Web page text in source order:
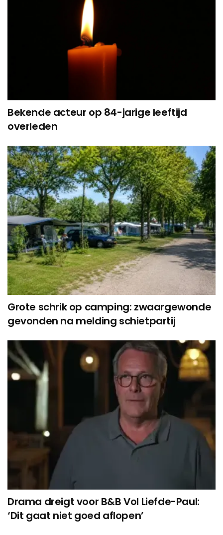
Bekende acteur op 84-jarige leeftijd
overleden
Grote schrik op camping: zwaargewonde
gevonden na melding schietpartij
Drama dreigt voor B&B Vol Liefde-Paul:
‘Dit gaat niet goed aflopen’